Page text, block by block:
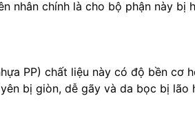
nhân chính là cho bộ phận này bị
PP) chất liệu này có độ bền cơ
bị giòn, dễ gãy và da bọc bị lão